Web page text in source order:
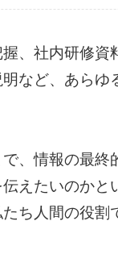
、社内研修資
など、あらゆ
、情報の最終
えたいのかと
ち人間の役割